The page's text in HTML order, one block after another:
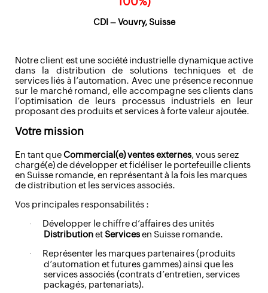
CDI – Vouvry, Suisse
Notre client est une société industrielle dynamique active
dans la distribution de solutions techniques et de
services liés à l’automation. Avec une présence reconnue
sur le marché romand, elle accompagne ses clients dans
l’optimisation de leurs processus industriels en leur
proposant des produits et services à forte valeur ajoutée.
Votre mission
En tant queCommercial(e) ventes externes, vous serez
chargé(e) de développer et fidéliser le portefeuille clients
en Suisse romande, en représentant à la fois les marques
de distribution et les services associés.
Vos principales responsabilités :
·
Développer le chiffre d’affaires des unités
DistributionetServicesen Suisse romande.
·
Représenter les marques partenaires (produits
d’automation et futures gammes) ainsi que les
services associés (contrats d’entretien, services
packagés, partenariats).